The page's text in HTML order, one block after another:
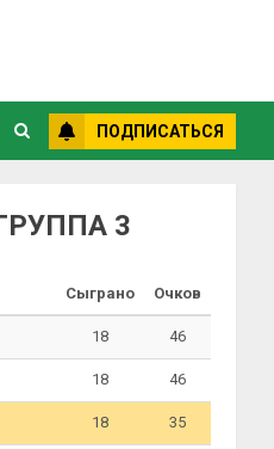
ПОДПИСАТЬСЯ
3
Сыграно Очков
18 46
18 46
18 35